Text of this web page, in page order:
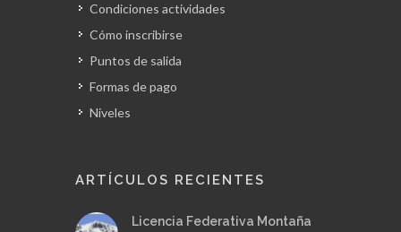
Condiciones actividades
Cómo inscribirse
Puntos de salida
Formas de pago
Niveles
ARTÍCULOS RECIENTES
Licencia Federativa Montaña